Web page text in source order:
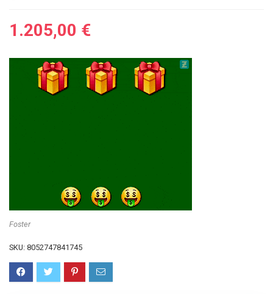
1.205,00 €
Foster
SKU: 8052747841745